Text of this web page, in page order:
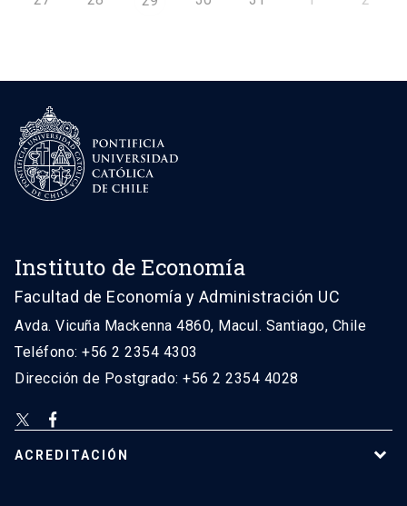
Instituto de Economía
Facultad de Economía y Administración UC
Avda. Vicuña Mackenna 4860, Macul. Santiago, Chile
Teléfono: +56 2 2354 4303
Dirección de Postgrado: +56 2 2354 4028
ACREDITACIÓN